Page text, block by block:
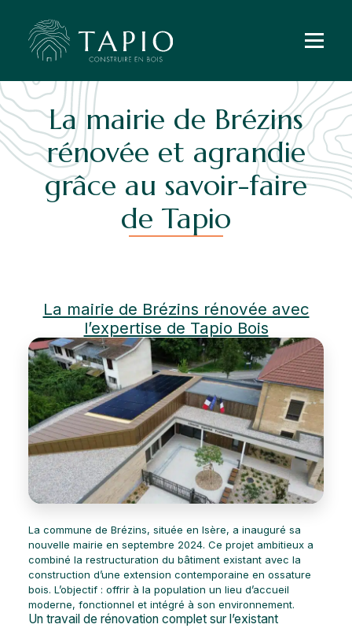
La mairie de Brézins
rénovée et agrandie
grâce au savoir-faire
de Tapio
La mairie de Brézins rénovée avec
l’expertise de Tapio Bois
La commune de Brézins, située en Isère, a inauguré sa
nouvelle mairie en septembre 2024. Ce projet ambitieux a
combiné la restructuration du bâtiment existant avec la
construction d’une extension contemporaine en ossature
bois. L’objectif : offrir à la population un lieu d’accueil
moderne, fonctionnel et intégré à son environnement.
Un travail de rénovation complet sur l’existant